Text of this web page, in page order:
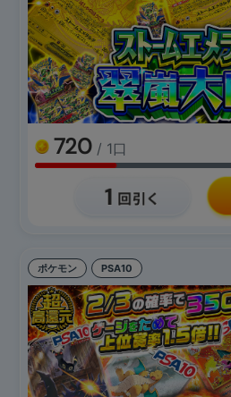
720 / 1口
ポケモン PSA10